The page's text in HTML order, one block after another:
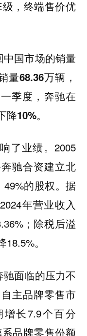
，终端售价优
国市场的销量
量68.36万辆，
季度，奔驰在
10%。
了业绩。2005
驰合资建立北
的股权。据
年营业收入
；除税后溢
。
面临的压力不
主品牌零售市
长7.9个百分
品牌零售份额